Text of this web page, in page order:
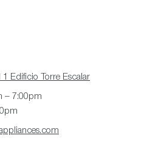
Edificio Torre Escalar
– 7:00pm